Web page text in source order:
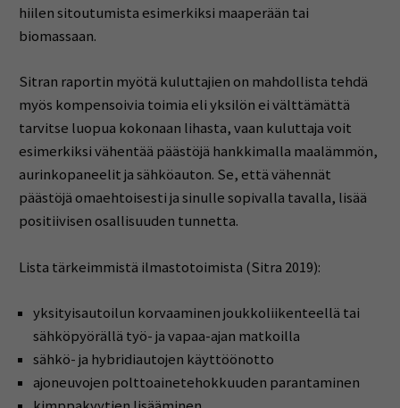
hiilen sitoutumista esimerkiksi maaperään tai
biomassaan.
Sitran raportin myötä kuluttajien on mahdollista tehdä
myös kompensoivia toimia eli yksilön ei välttämättä
tarvitse luopua kokonaan lihasta, vaan kuluttaja voit
esimerkiksi vähentää päästöjä hankkimalla maalämmön,
aurinkopaneelit ja sähköauton. Se, että vähennät
päästöjä omaehtoisesti ja sinulle sopivalla tavalla, lisää
positiivisen osallisuuden tunnetta.
Lista tärkeimmistä ilmastotoimista (Sitra 2019):
yksityisautoilun korvaaminen joukkoliikenteellä tai
sähköpyörällä työ- ja vapaa-ajan matkoilla
sähkö- ja hybridiautojen käyttöönotto
ajoneuvojen polttoainetehokkuuden parantaminen